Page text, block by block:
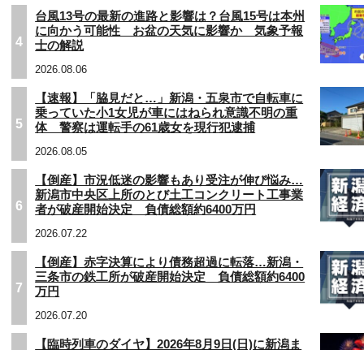
4
台風13号の最新の進路と影響は？台風15号は本州
に向かう可能性 お盆の天気に影響か 気象予報
士の解説
2026.08.06
5
【速報】「脇見だと…」新潟・五泉市で自転車に
乗っていた小1女児が車にはねられ意識不明の重
体 警察は運転手の61歳女を現行犯逮捕
2026.08.05
6
【倒産】市況低迷の影響もあり受注が伸び悩み…
新潟市中央区上所のとび土工コンクリート工事業
者が破産開始決定 負債総額約6400万円
2026.07.22
7
【倒産】赤字決算により債務超過に転落…新潟・
三条市の鉄工所が破産開始決定 負債総額約6400
万円
2026.07.20
【臨時列車のダイヤ】2026年8月9日(日)に新潟ま